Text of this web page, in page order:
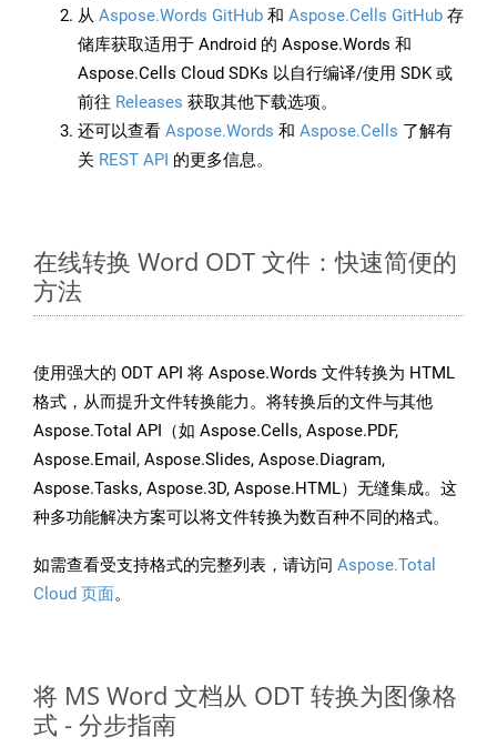
从 Aspose.Words GitHub 和 Aspose.Cells GitHub 存
储库获取适用于 Android 的 Aspose.Words 和
Aspose.Cells Cloud SDKs 以自行编译/使用 SDK 或
前往 Releases 获取其他下载选项。
还可以查看 Aspose.Words 和 Aspose.Cells 了解有
关 REST API 的更多信息。
在线转换 Word ODT 文件：快速简便的
方法
使用强大的 ODT API 将 Aspose.Words 文件转换为 HTML
格式，从而提升文件转换能力。将转换后的文件与其他
Aspose.Total API（如 Aspose.Cells, Aspose.PDF,
Aspose.Email, Aspose.Slides, Aspose.Diagram,
Aspose.Tasks, Aspose.3D, Aspose.HTML）无缝集成。这
种多功能解决方案可以将文件转换为数百种不同的格式。
如需查看受支持格式的完整列表，请访问 Aspose.Total
Cloud 页面。
将 MS Word 文档从 ODT 转换为图像格
式 - 分步指南